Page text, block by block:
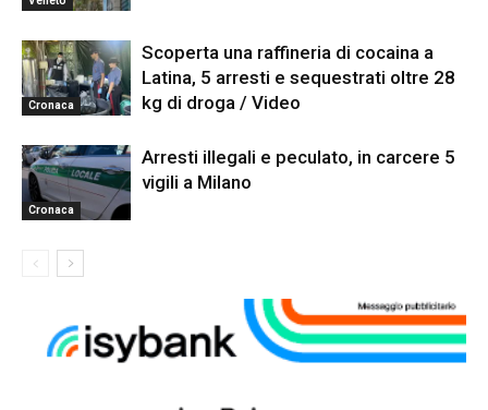
Cronaca
Scoperta una raffineria di cocaina a
Latina, 5 arresti e sequestrati oltre 28
kg di droga / Video
Cronaca
Arresti illegali e peculato, in carcere 5
vigili a Milano